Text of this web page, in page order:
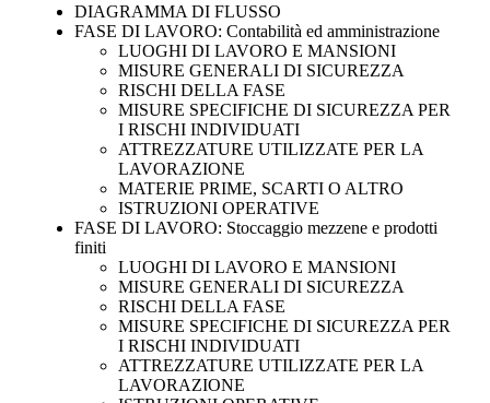
DIAGRAMMA DI FLUSSO
FASE DI LAVORO: Contabilità ed amministrazione
LUOGHI DI LAVORO E MANSIONI
MISURE GENERALI DI SICUREZZA
RISCHI DELLA FASE
MISURE SPECIFICHE DI SICUREZZA PER
I RISCHI INDIVIDUATI
ATTREZZATURE UTILIZZATE PER LA
LAVORAZIONE
MATERIE PRIME, SCARTI O ALTRO
ISTRUZIONI OPERATIVE
FASE DI LAVORO: Stoccaggio mezzene e prodotti
finiti
LUOGHI DI LAVORO E MANSIONI
MISURE GENERALI DI SICUREZZA
RISCHI DELLA FASE
MISURE SPECIFICHE DI SICUREZZA PER
I RISCHI INDIVIDUATI
ATTREZZATURE UTILIZZATE PER LA
LAVORAZIONE